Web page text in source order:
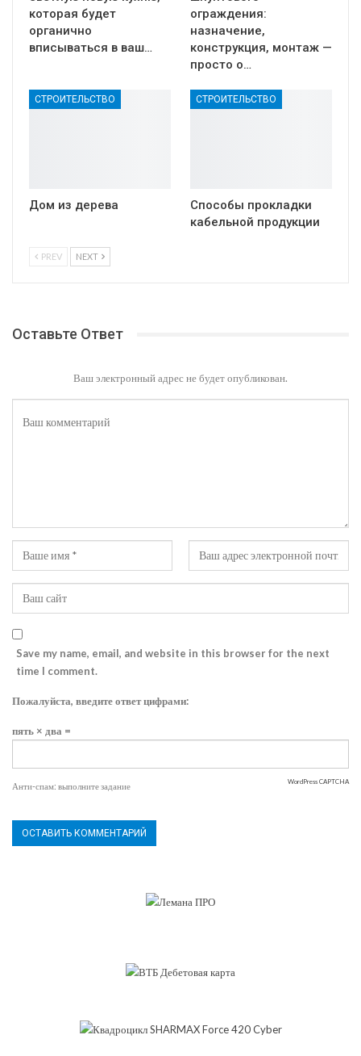
которая будет
органично
вписываться в ваш…
ограждения:
назначение,
конструкция, монтаж —
просто о…
СТРОИТЕЛЬСТВО
Дом из дерева
СТРОИТЕЛЬСТВО
Способы прокладки
кабельной продукции
PREV NEXT
Оставьте Ответ
Ваш электронный адрес не будет опубликован.
Save my name, email, and website in this browser for the next
time I comment.
Пожалуйста, введите ответ цифрами:
пять × два =
Анти-спам: выполните задание WordPress CAPTCHA